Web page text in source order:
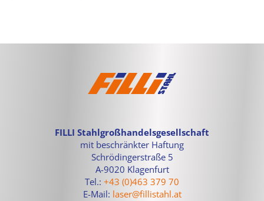
FILLI Stahlgroßhandelsgesellschaft
mit beschränkter Haftung
Schrödingerstraße 5
A-9020 Klagenfurt
Tel.: +43 (0)463 379 70
E-Mail: laser@fillistahl.at